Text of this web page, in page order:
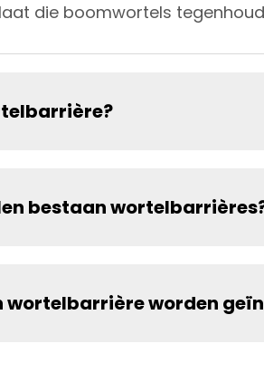
die boomwortels
bestaan
wortelbarrière worden